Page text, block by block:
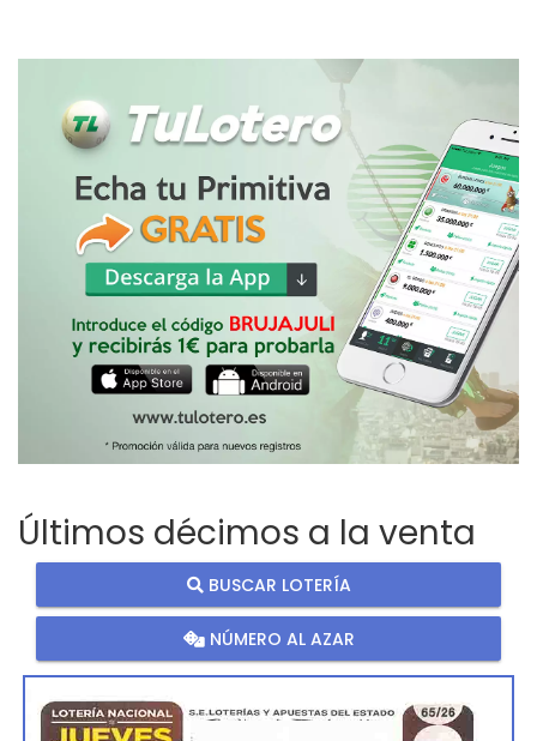
Últimos décimos a la venta
BUSCAR LOTERÍA
NÚMERO AL AZAR